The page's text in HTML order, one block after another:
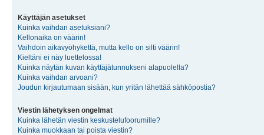
Käyttäjän asetukset
Kuinka vaihdan asetuksiani?
Kellonaika on väärin!
Vaihdoin aikavyöhykettä, mutta kello on silti väärin!
Kieltäni ei näy luettelossa!
Kuinka näytän kuvan käyttäjätunnukseni alapuolella?
Kuinka vaihdan arvoani?
Joudun kirjautumaan sisään, kun yritän lähettää sähköpostia?
Viestin lähetyksen ongelmat
Kuinka lähetän viestin keskustelufoorumille?
Kuinka muokkaan tai poista viestin?